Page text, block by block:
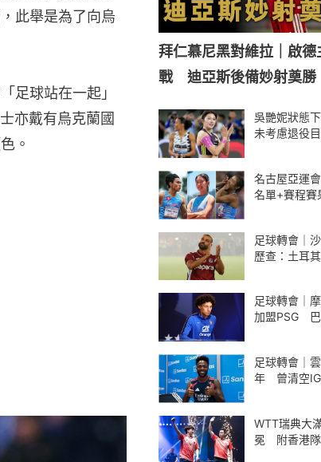
此舉是為了向烏
足球站在一起」
亦戴有烏克蘭國
。
拜仁慕尼黑對維拉｜啟
戰 迪亞斯後備妙射奠勝
吳艷妮狀態
未考慮退役
名古屋亞運
名單+賽程賽
足球轉會｜
歷查：土耳
足球轉會｜
加盟PSG 巴
足球轉會｜
年 曾清空IG
WTT瑞典大
冕 附香港隊